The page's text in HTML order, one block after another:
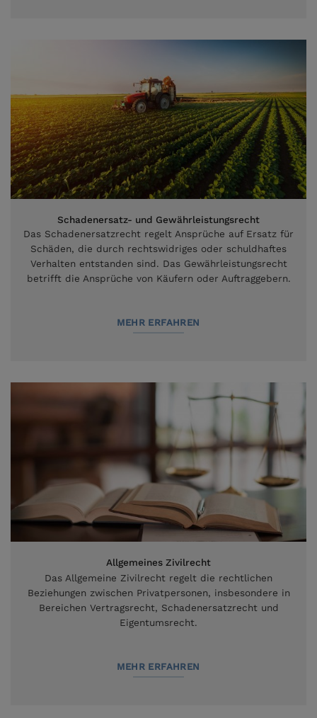
Schadenersatz- und Gewährleistungsrecht
Das Schadenersatzrecht regelt Ansprüche auf Ersatz für
Schäden, die durch rechtswidriges oder schuldhaftes
Verhalten entstanden sind. Das Gewährleistungsrecht
betrifft die Ansprüche von Käufern oder Auftraggebern.
MEHR ERFAHREN
Allgemeines Zivilrecht
Das Allgemeine Zivilrecht regelt die rechtlichen
Beziehungen zwischen Privatpersonen, insbesondere in
Bereichen Vertragsrecht, Schadenersatzrecht und
Eigentumsrecht.
MEHR ERFAHREN